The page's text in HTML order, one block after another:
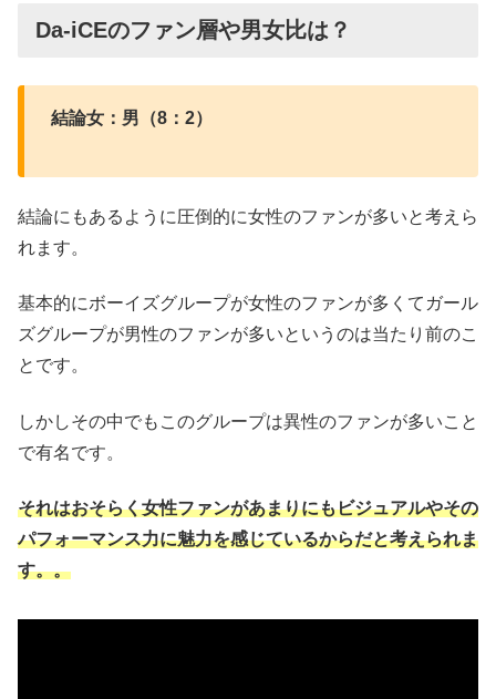
Da-iCEのファン層や男女比は？
結論女：男（8：2）
結論にもあるように圧倒的に女性のファンが多いと考えら
れます。
基本的にボーイズグループが女性のファンが多くてガール
ズグループが男性のファンが多いというのは当たり前のこ
とです。
しかしその中でもこのグループは異性のファンが多いこと
で有名です。
それはおそらく女性ファンがあまりにもビジュアルやその
パフォーマンス力に魅力を感じているからだと考えられま
す。。